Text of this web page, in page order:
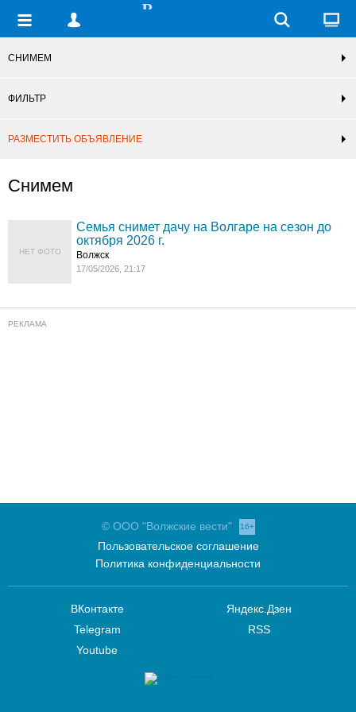
СНИМЕМ
ФИЛЬТР
РАЗМЕСТИТЬ ОБЪЯВЛЕНИЕ
Снимем
НЕТ ФОТО
Семья снимет дачу на Волгаре на сезон до
октября 2026 г.
Волжск
17/05/2026, 21:17
© ООО "Волжские вести" 16+
Пользовательское соглашение
Политика конфиденциальности
ВКонтакте
Telegram
Youtube
Яндекс.Дзен
RSS